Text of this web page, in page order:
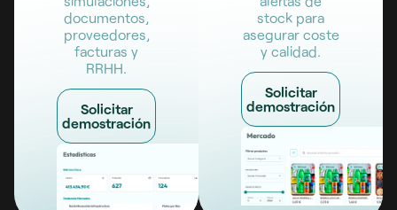
documentos,
proveedores,
facturas y
RRHH.
Solicitar
demostración
stock para
asegurar coste
y calidad.
Solicitar
demostración